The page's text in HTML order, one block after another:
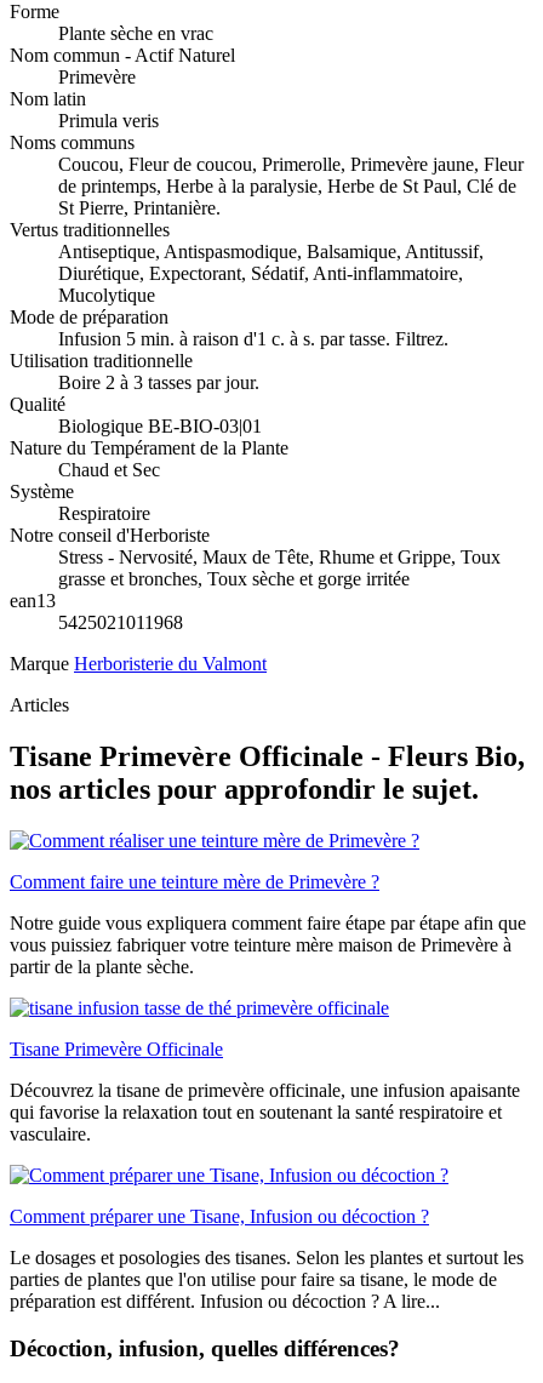
Forme
Plante sèche en vrac
Nom commun - Actif Naturel
Primevère
Nom latin
Primula veris
Noms communs
Coucou, Fleur de coucou, Primerolle, Primevère jaune, Fleur
de printemps, Herbe à la paralysie, Herbe de St Paul, Clé de
St Pierre, Printanière.
Vertus traditionnelles
Antiseptique, Antispasmodique, Balsamique, Antitussif,
Diurétique, Expectorant, Sédatif, Anti-inflammatoire,
Mucolytique
Mode de préparation
Infusion 5 min. à raison d'1 c. à s. par tasse. Filtrez.
Utilisation traditionnelle
Boire 2 à 3 tasses par jour.
Qualité
Biologique BE-BIO-03|01
Nature du Tempérament de la Plante
Chaud et Sec
Système
Respiratoire
Notre conseil d'Herboriste
Stress - Nervosité, Maux de Tête, Rhume et Grippe, Toux
grasse et bronches, Toux sèche et gorge irritée
ean13
5425021011968
Marque Herboristerie du Valmont
Articles
Tisane Primevère Officinale - Fleurs Bio,
nos articles pour approfondir le sujet.
Comment faire une teinture mère de Primevère ?
Notre guide vous expliquera comment faire étape par étape afin que
vous puissiez fabriquer votre teinture mère maison de Primevère à
partir de la plante sèche.
Tisane Primevère Officinale
Découvrez la tisane de primevère officinale, une infusion apaisante
qui favorise la relaxation tout en soutenant la santé respiratoire et
vasculaire.
Comment préparer une Tisane, Infusion ou décoction ?
Le dosages et posologies des tisanes. Selon les plantes et surtout les
parties de plantes que l'on utilise pour faire sa tisane, le mode de
préparation est différent. Infusion ou décoction ? A lire...
Décoction, infusion, quelles différences?